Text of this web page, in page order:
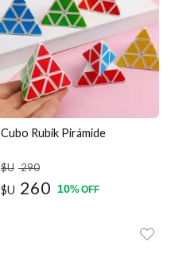
Cubo Rubik Pirámide
$U 290
$U 260 10%OFF